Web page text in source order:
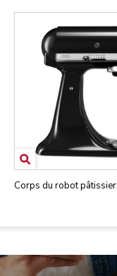
Corps du robot pâtissier